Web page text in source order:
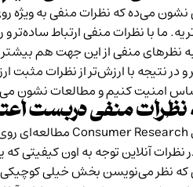
نشون می‌ده که نظرات منفی به
ما با نظرات منفی ارتباط
نظرهای منفی از این جهت هم
و در نتیجه با ارزش‌تر از نظرات
امنیت کنیم و مطالعات نشون
نظرات منفی دربست
Consumer Researchمطالعه‌ای
نظرات آنلاین توجه به اون
که نظر می‌نویسن بخش خیلی